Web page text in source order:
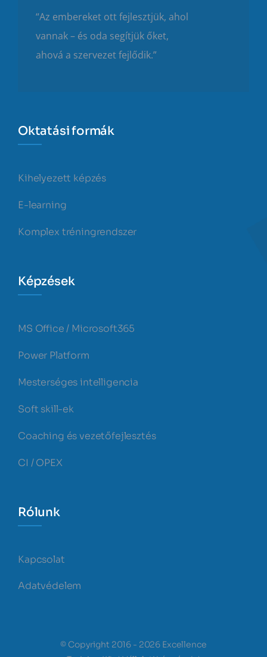
“Az embereket ott fejlesztjük, ahol
vannak – és oda segítjük őket,
ahová a szervezet fejlődik.”
Oktatási formák
Kihelyezett képzés
E-learning
Komplex tréningrendszer
Képzések
MS Office / Microsoft365
Power Platform
Mesterséges intelligencia
Soft skill-ek
Coaching és vezetőfejlesztés
CI / OPEX
Rólunk
Kapcsolat
Adatvédelem
© Copyright 2016 - 2026 Excellence